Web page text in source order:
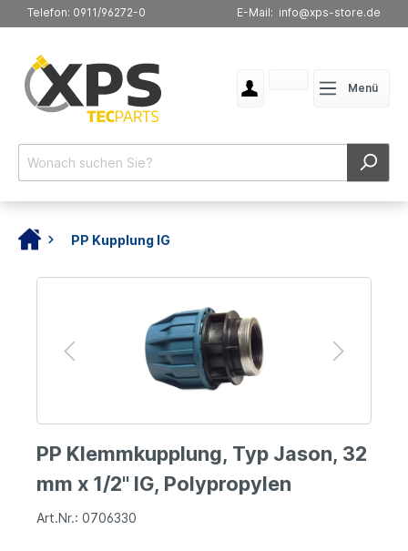
Telefon: 0911/96272-0 E-Mail: info@xps-store.de
Menü
PP Kupplung IG
PP Klemmkupplung, Typ Jason, 32
mm x 1/2" IG, Polypropylen
Art.Nr.: 0706330